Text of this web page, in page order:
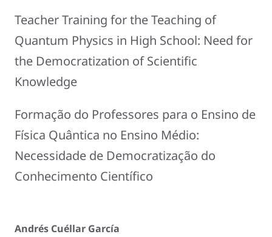
Teacher Training for the Teaching of
Quantum Physics in High School: Need for
the Democratization of Scientific
Knowledge
Formação do Professores para o Ensino de
Física Quântica no Ensino Médio:
Necessidade de Democratização do
Conhecimento Científico
Andrés Cuéllar García